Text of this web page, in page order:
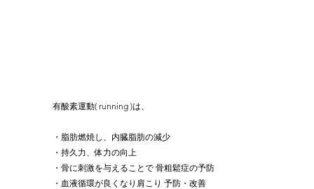
有酸素運動( running )は、
・脂肪燃焼し、内臓脂肪の減少
・持久力、体力の向上
・骨に刺激を与えることで 骨粗鬆症の予防
・血液循環が良くなり肩こり 予防・改善